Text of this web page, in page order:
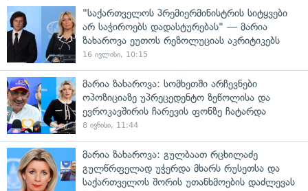
"საქართველოს პრემიერმინისტრის სიტყვები
არ საჭიროებს დადასტურებას" — მარია
ზახაროვა ეუთოს რეზოლუციას აკრიტიკებს
16 ივლისი, 10:15
მარია ზახაროვა: სომხეთში არჩევნები
ოპოზიციაზე უპრეცედენტო ზეწოლისა და
ევროკავშირის ჩარევის ფონზე ჩატარდა
8 ივნისი, 11:44
მარია ზახაროვა: გულბაათ რცხილაძე
გულწრფელად უჭერდა მხარს რუსეთსა და
საქართველოს შორის უთანხმოების დაძლევას